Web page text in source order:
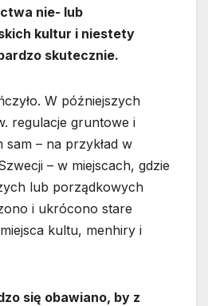
nie- lub
kultur i niestety
skutecznie.
W późniejszych
regulacje gruntowe i
sam – na przykład w
– w miejscach, gdzie
lub porządkowych
i ukrócono stare
kultu, menhiry i
się obawiano, by z